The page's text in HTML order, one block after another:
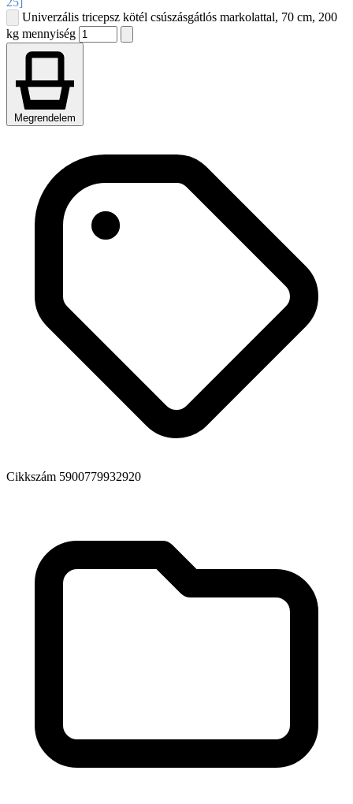
Univerzális tricepsz kötél csúszásgátlós markolattal, 70 cm, 200
kg mennyiség
Megrendelem
Cikkszám 5900779932920